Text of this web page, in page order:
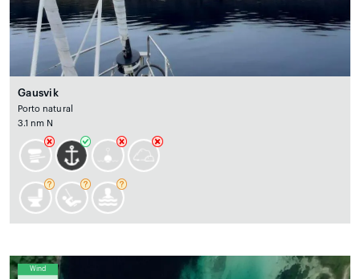
Gausvik
Porto natural
3.1 nm N
Wind